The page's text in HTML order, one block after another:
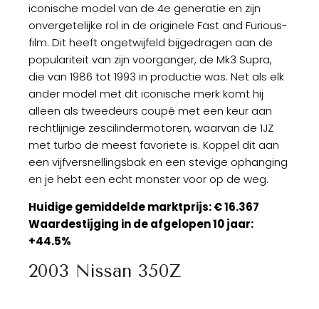
iconische model van de 4e generatie en zijn
onvergetelijke rol in de originele Fast and Furious-
film. Dit heeft ongetwijfeld bijgedragen aan de
populariteit van zijn voorganger, de Mk3 Supra,
die van 1986 tot 1993 in productie was. Net als elk
ander model met dit iconische merk komt hij
alleen als tweedeurs coupé met een keur aan
rechtlijnige zescilindermotoren, waarvan de 1JZ
met turbo de meest favoriete is. Koppel dit aan
een vijfversnellingsbak en een stevige ophanging
en je hebt een echt monster voor op de weg.
Huidige gemiddelde marktprijs: € 16.367
Waardestijging in de afgelopen 10 jaar:
+44.5%
2003 Nissan 350Z